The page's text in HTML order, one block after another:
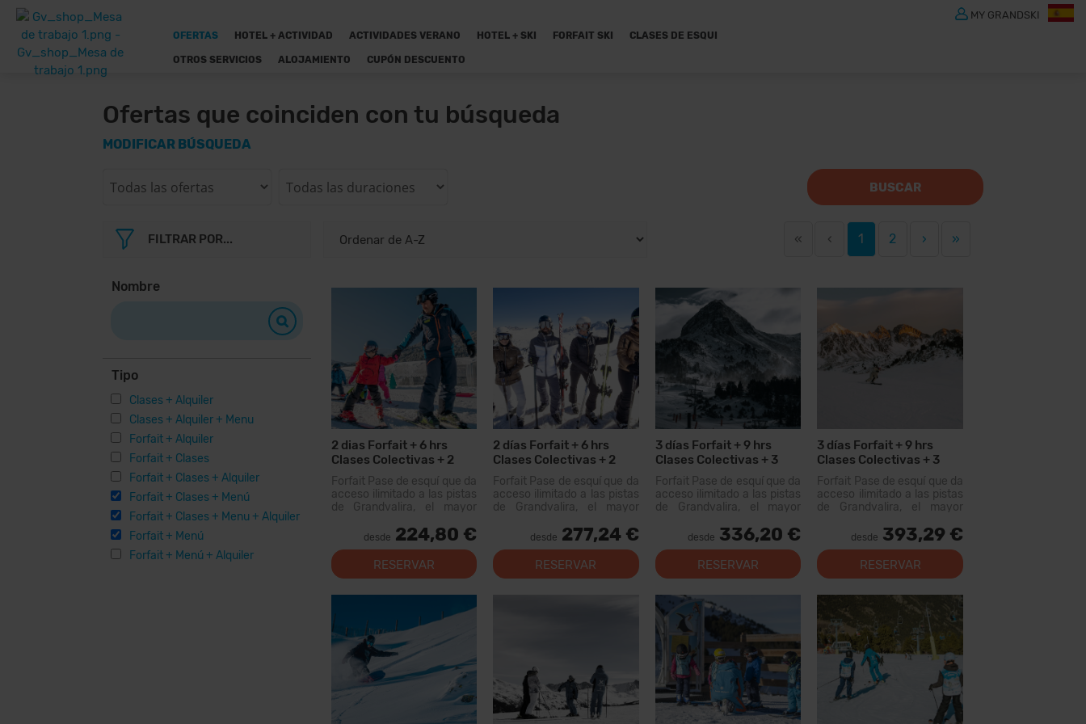
OFERTAS HOTEL + ACTIVIDAD ACTIVIDADES VERANO HOTEL + SKI FORFAIT SKI CLASES DE ESQUI
OTROS SERVICIOS ALOJAMIENTO CUPÓN DESCUENTO
MY GRANDSKI
Ofertas que coinciden con tu búsqueda
MODIFICAR BÚSQUEDA
BUSCAR
FILTRAR POR...
Nombre
Tipo
Clases + Alquiler
Clases + Alquiler + Menu
Forfait + Alquiler
Forfait + Clases
Forfait + Clases + Alquiler
Forfait + Clases + Menú
Forfait + Clases + Menu + Alquiler
Forfait + Menú
Forfait + Menú + Alquiler
« ‹ 1 2 › »
2 dias Forfait + 6 hrs
Clases Colectivas + 2
Menús
Forfait Pase de esquí que da
acceso ilimitado a las pistas
de Grandvalira, el mayor
Pirineos. Con este forfait
podrás recorrer más de 200
km de pistas, con opciones
para todos los niveles,
desde 224,80 €
RESERVAR
2 días Forfait + 6 hrs
Clases Colectivas + 2
Menús + 2 dias Alquiler
Material
Forfait Pase de esquí que da
acceso ilimitado a las pistas
de Grandvalira, el mayor
Pirineos. Con este forfait
podrás recorrer más de 200
km de pistas, con opciones
para todos los niveles,
desde 277,24 €
RESERVAR
3 días Forfait + 9 hrs
Clases Colectivas + 3
Menús
Forfait Pase de esquí que da
acceso ilimitado a las pistas
de Grandvalira, el mayor
Pirineos. Con este forfait
podrás recorrer más de 200
km de pistas, con opciones
para todos los niveles,
desde 336,20 €
RESERVAR
3 días Forfait + 9 hrs
Clases Colectivas + 3
Menús + 3 días Alquiler
Material
Forfait Pase de esquí que da
acceso ilimitado a las pistas
de Grandvalira, el mayor
Pirineos. Con este forfait
podrás recorrer más de 200
km de pistas, con opciones
para todos los niveles,
desde 393,29 €
RESERVAR